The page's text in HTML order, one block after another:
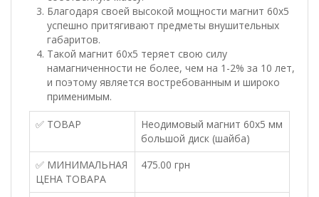
Благодаря своей высокой мощности магнит 60х5
успешно притягивают предметы внушительных
габаритов.
Такой магнит 60х5 теряет свою силу
намагниченности не более, чем на 1-2% за 10 лет,
и поэтому является востребованным и широко
применимым.
✅ ТОВАР
Неодимовый магнит 60х5 мм
большой диск (шайба)
✅ МИНИМАЛЬНАЯ
ЦЕНА ТОВАРА
475.00 грн